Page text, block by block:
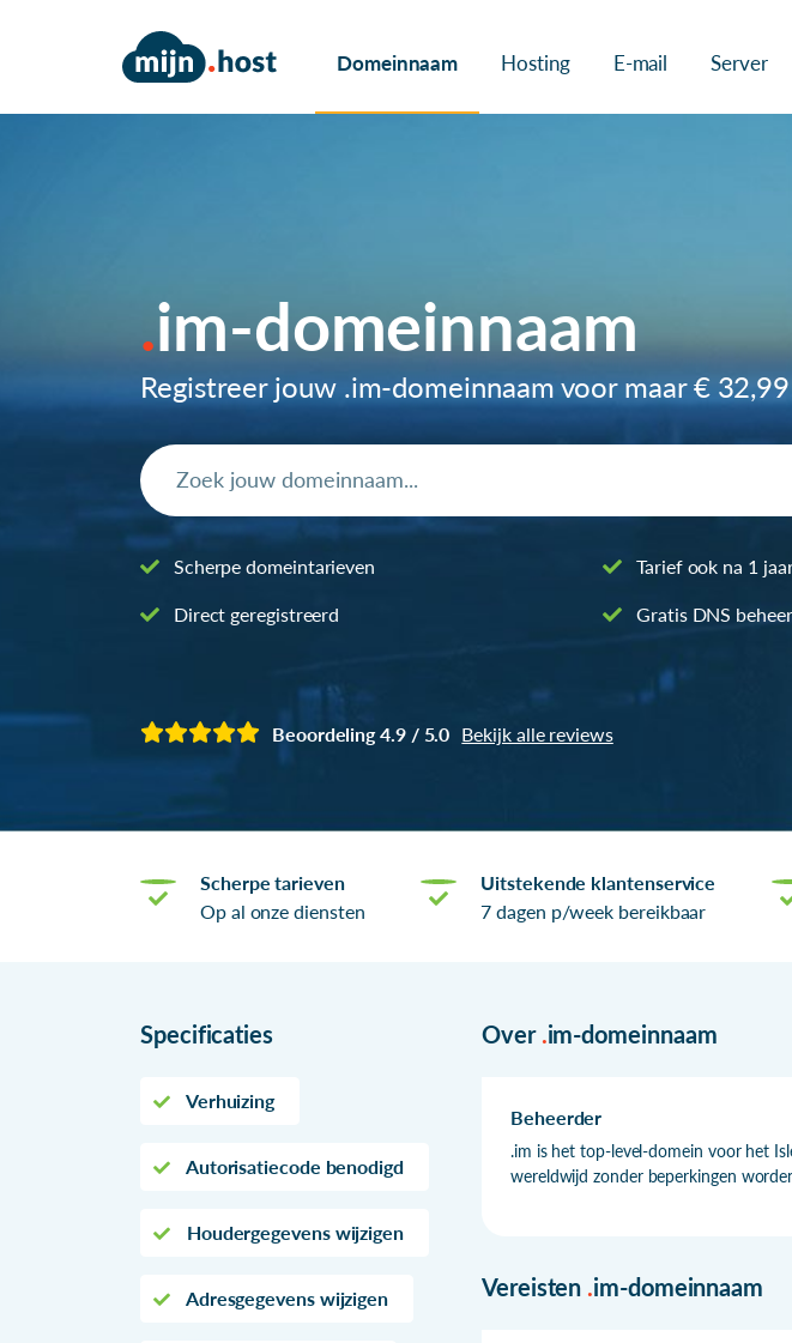
Domeinnaam Hosting E-mail Server
im-domeinnaam
Registreer jouw .im-domeinnaam voor maar€ 32,99
Scherpe domeintarieven
Direct geregistreerd
Tarief ook na 1
Gratis DNS beheer
Beoordeling 4.9 / 5.0 Bekijk alle reviews
Scherpe tarieven
Op al onze diensten
Uitstekende klantenservice
7 dagen p/week bereikbaar
Specificaties
Verhuizing
Autorisatiecode benodigd
Houdergegevens wijzigen
Adresgegevens wijzigen
Over .im-domeinnaam
Beheerder
.im is het top-level-domein voor het
wereldwijd zonder beperkingen
Vereisten .im-domeinnaam